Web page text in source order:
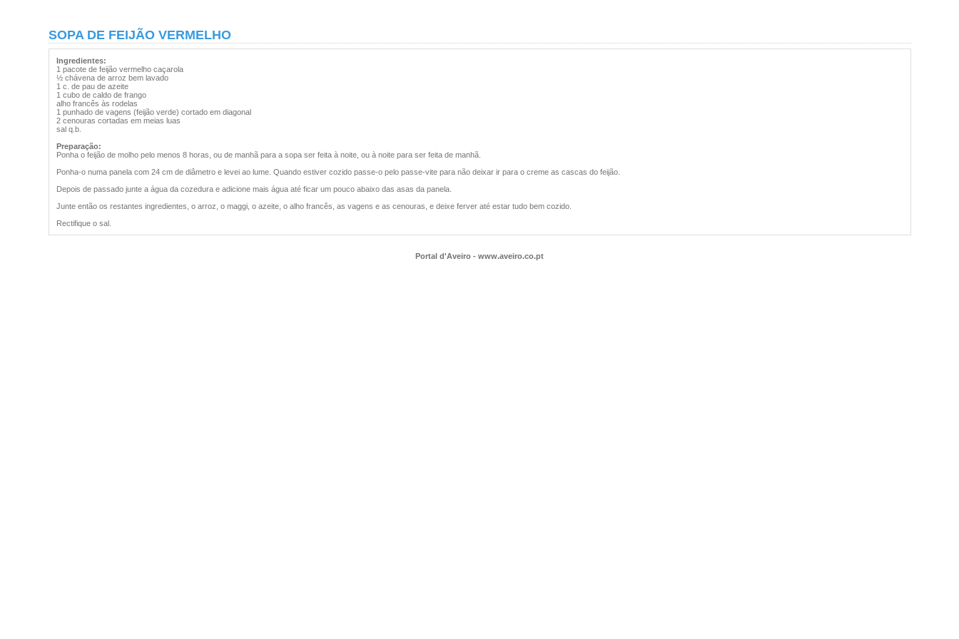
SOPA DE FEIJÃO VERMELHO
Ingredientes:
1 pacote de feijão vermelho caçarola
½ chávena de arroz bem lavado
1 c. de pau de azeite
1 cubo de caldo de frango
alho francês às rodelas
1 punhado de vagens (feijão verde) cortado em diagonal
2 cenouras cortadas em meias luas
sal q.b.
Preparação:
Ponha o feijão de molho pelo menos 8 horas, ou de manhã para a sopa ser feita à noite, ou à noite para ser feita de manhã.
Ponha-o numa panela com 24 cm de diâmetro e levei ao lume. Quando estiver cozido passe-o pelo passe-vite para não deixar ir para o creme as cascas do feijão.
Depois de passado junte a água da cozedura e adicione mais água até ficar um pouco abaixo das asas da panela.
Junte então os restantes ingredientes, o arroz, o maggi, o azeite, o alho francês, as vagens e as cenouras, e deixe ferver até estar tudo bem cozido.
Rectifique o sal.
Portal d'Aveiro - www.aveiro.co.pt